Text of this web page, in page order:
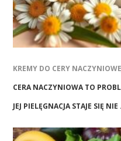
KREMY DO CERY
CERA NACZYNIOWA TO
JEJ PIELĘGNACJA STAJE SIĘ